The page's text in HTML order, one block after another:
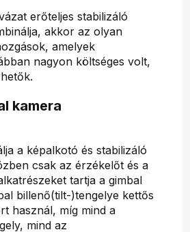
erőteljes stabilizáló
akkor az olyan
amelyek
nagyon költséges volt,
kamera
a képalkotó és stabilizáló
csak az érzékelőt és a
tartja a gimbal
billenő(tilt-)tengelye kettős
használ, míg mind a
mind az